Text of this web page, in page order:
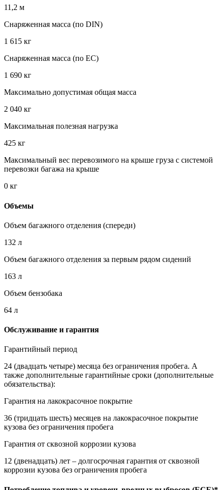
11,2 м
Снаряженная масса (по DIN)
1 615 кг
Снаряженная масса (по EC)
1 690 кг
Максимально допустимая общая масса
2 040 кг
Максимальная полезная нагрузка
425 кг
Максимальный вес перевозимого на крыше груза с системой
перевозки багажа на крыше
0 кг
Объемы
Объем багажного отделения (спереди)
132 л
Объем багажного отделения за первым рядом сидений
163 л
Объем бензобака
64 л
Обслуживание и гарантия
Гарантийный период
24 (двадцать четыре) месяца без ограничения пробега. А
также дополнительные гарантийные сроки (дополнительные
обязательства):
Гарантия на лакокрасочное покрытие
36 (тридцать шесть) месяцев на лакокрасочное покрытие
кузова без ограничения пробега
Гарантия от сквозной коррозии кузова
12 (двенадцать) лет – долгосрочная гарантия от сквозной
коррозии кузова без ограничения пробега